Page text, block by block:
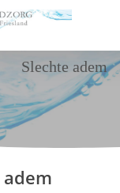
Slechte adem
adem